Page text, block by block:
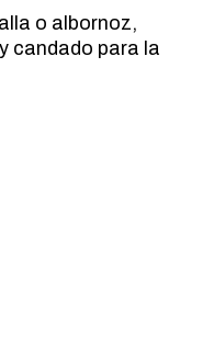
o albornoz,
candado para la